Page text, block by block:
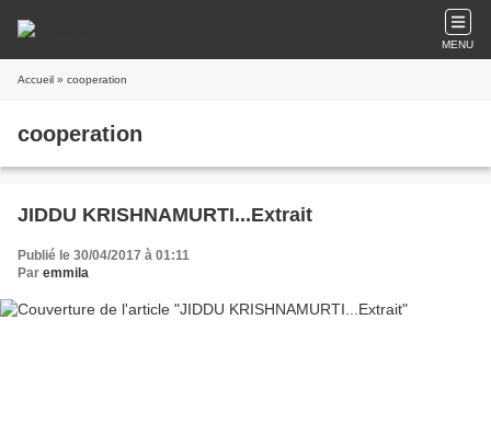
MENU
Accueil » cooperation
cooperation
JIDDU KRISHNAMURTI...Extrait
Publié le 30/04/2017 à 01:11
Par emmila